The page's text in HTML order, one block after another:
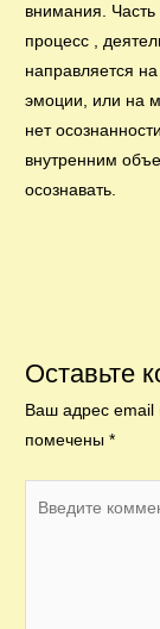
внимания.
процесс ,
направляется
эмоции, или на
нет
внутренним
осознавать.
Оставьте
Ваш адрес email
помечены*
комментарий...